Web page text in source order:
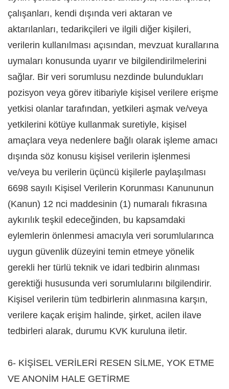
çalışanları, kendi dışında veri aktaran ve
aktarılanları, tedarikçileri ve ilgili diğer kişileri,
verilerin kullanılması açısından, mevzuat kurallarına
uymaları konusunda uyarır ve bilgilendirilmelerini
sağlar. Bir veri sorumlusu nezdinde bulundukları
pozisyon veya görev itibariyle kişisel verilere erişme
yetkisi olanlar tarafından, yetkileri aşmak ve/veya
yetkilerini kötüye kullanmak suretiyle, kişisel
amaçlara veya nedenlere bağlı olarak işleme amacı
dışında söz konusu kişisel verilerin işlenmesi
ve/veya bu verilerin üçüncü kişilerle paylaşılması
6698 sayılı Kişisel Verilerin Korunması Kanununun
(Kanun) 12 nci maddesinin (1) numaralı fıkrasına
aykırılık teşkil edeceğinden, bu kapsamdaki
eylemlerin önlenmesi amacıyla veri sorumlularınca
uygun güvenlik düzeyini temin etmeye yönelik
gerekli her türlü teknik ve idari tedbirin alınması
gerektiği hususunda veri sorumlularını bilgilendirir.
Kişisel verilerin tüm tedbirlerin alınmasına karşın,
verilere kaçak erişim halinde, şirket, acilen ilave
tedbirleri alarak, durumu KVK kuruluna iletir.
6- KİŞİSEL VERİLERİ RESEN SİLME, YOK ETME
VE ANONİM HALE GETİRME